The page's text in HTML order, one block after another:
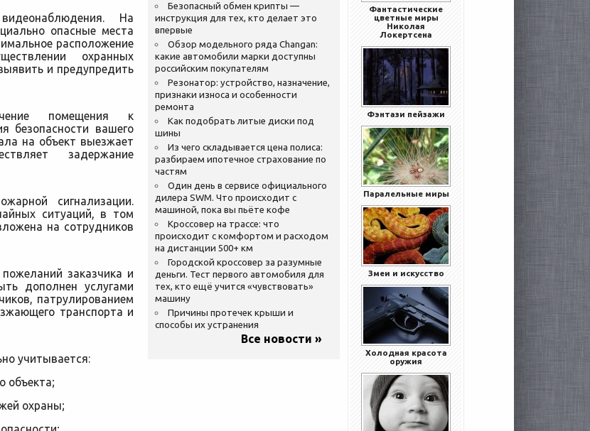
На
опасные места
расположение
охранных
и предупредить
помещения к
безопасности вашего
на объект выезжает
задержание
сигнализации.
ситуаций, в том
на сотрудников
заказчика и
дополнен услугами
патрулированием
транспорта и
учитывается:
объекта;
охраны;
Безопасный обмен крипты —
инструкция для тех, кто делает это
впервые
Обзор модельного ряда Changan:
какие автомобили марки доступны
российским покупателям
Резонатор: устройство, назначение,
признаки износа и особенности
ремонта
Как подобрать литые диски под
шины
Из чего складывается цена полиса:
разбираем ипотечное страхование по
частям
Один день в сервисе официального
дилера SWM. Что происходит с
машиной, пока вы пьёте кофе
Кроссовер на трассе: что
происходит с комфортом и расходом
на дистанции 500+ км
Городской кроссовер за разумные
деньги. Тест первого автомобиля для
тех, кто ещё учится «чувствовать»
машину
Причины протечек крыши и
способы их устранения
Все новости »
Фантастические
цветные миры
Николая
Локертсена
Фэнтази пейзажи
Паралельные миры
Змеи и искусство
Холодная красота
оружия